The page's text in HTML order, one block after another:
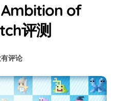
Ambition of
评测
评论